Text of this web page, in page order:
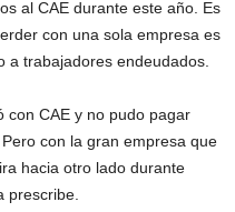
al CAE durante este año. Es
con una sola empresa es
a trabajadores endeudados.
con CAE y no pudo pagar
con la gran empresa que
hacia otro lado durante
prescribe.